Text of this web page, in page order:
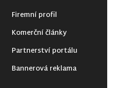
Firemní profil
Komerční články
Partnerství portálu
Bannerová reklama